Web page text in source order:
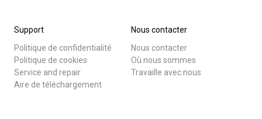
Support
Politique de confidentialité
Politique de cookies
Service and repair
Aire de téléchargement
Nous contacter
Nous contacter
Où nous sommes
Travaille avec nous